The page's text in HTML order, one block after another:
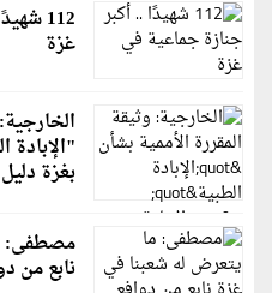
112
غزة
"الإبادة
بغزة
مصطفى:
نابع من